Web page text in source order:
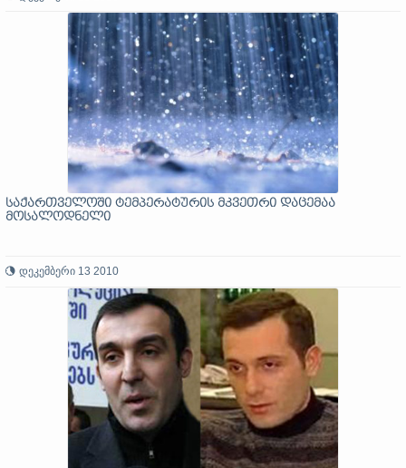
საქართველოში ტემპერატურის მკვეთრი დაცემაა
მოსალოდნელი
დეკემბერი 13 2010